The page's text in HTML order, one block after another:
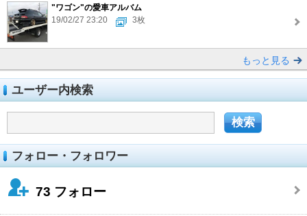
"ワゴン"の愛車アルバム
19/02/27 23:20
3枚
もっと見る
ユーザー内検索
フォロー・フォロワー
73 フォロー